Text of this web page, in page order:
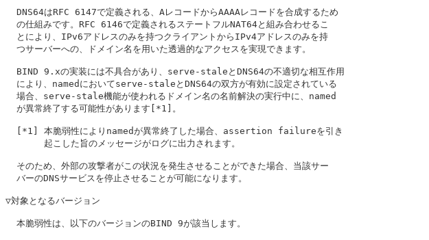
  DNS64はRFC 6147で定義される、AレコードからAAAAレコードを合成するため
  の仕組みです。RFC 6146で定義されるステートフルNAT64と組み合わせるこ
  とにより、IPv6アドレスのみを持つクライアントからIPv4アドレスのみを持
  つサーバーへの、ドメイン名を用いた透過的なアクセスを実現できます。
  BIND 9.xの実装には不具合があり、serve-staleとDNS64の不適切な相互作用
  により、namedにおいてserve-staleとDNS64の双方が有効に設定されている
  場合、serve-stale機能が使われるドメイン名の名前解決の実行中に、named
  が異常終了する可能性があります[*1]。
  [*1] 本脆弱性によりnamedが異常終了した場合、assertion failureを引き
       起こした旨のメッセージがログに出力されます。
  そのため、外部の攻撃者がこの状況を発生させることができた場合、当該サー
  バーのDNSサービスを停止させることが可能になります。
▽対象となるバージョン
  本脆弱性は、以下のバージョンのBIND 9が該当します。